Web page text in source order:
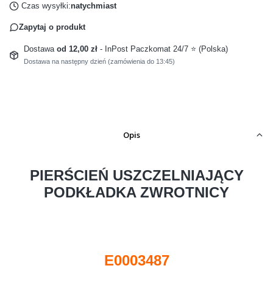
Czas wysyłki:natychmiast
Zapytaj o produkt
Dostawa od 12,00 zł - InPost Paczkomat 24/7 ⭐ (Polska)
Dostawa na następny dzień (zamówienia do 13:45)
Opis
PIERŚCIEŃ USZCZELNIAJĄCY
PODKŁADKA ZWROTNICY
E0003487